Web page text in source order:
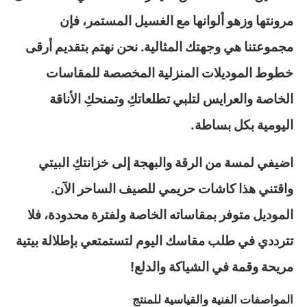
مرونتها وزهو ألوانها مع الغسيل المستمر، فإن
مجموعتنا هي وجهتك المثالية. نحن نهتم بتقديم أرقى
خطوط الموديلات المنزلية المخصصة للمقاسات
الخاصة والعرايس لتلبي تطلعاتكِ وتمنحكِ الأناقة
اليومية بكل بساطة.
اضيفي لمسة من الرقة والبهجة إلى خزانتكِ البيتي
واقتني هذا كاشات حريمي للصيف الساحر الآن.
الموديل متوفر بمقاساته الخاصة ولفترة محدودة، فلا
تترددي في طلب مقاسك اليوم لتستمتعي بإطلالة بيتية
مريحة وقمة في الشياكة والدلع!
المواصفات الفنية والقياسية للمنتج